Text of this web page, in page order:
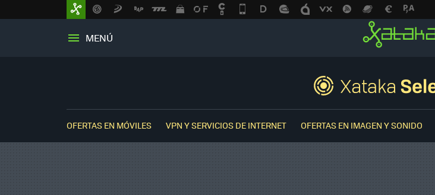
MENÚ
OFERTAS EN MÓVILES VPN Y SERVICIOS DE INTERNET OFERTAS EN IMAGEN Y SONIDO